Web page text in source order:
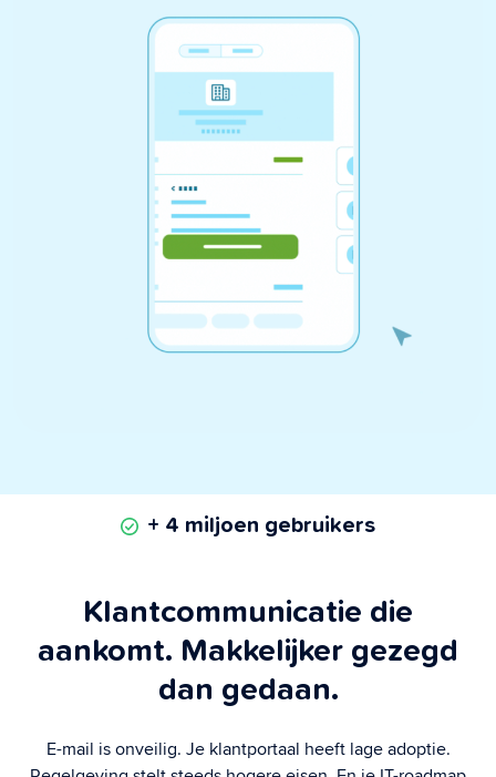
+ 4 miljoen gebruikers
Klantcommunicatie die
aankomt. Makkelijker gezegd
dan gedaan.
E-mail is onveilig. Je klantportaal heeft lage adoptie.